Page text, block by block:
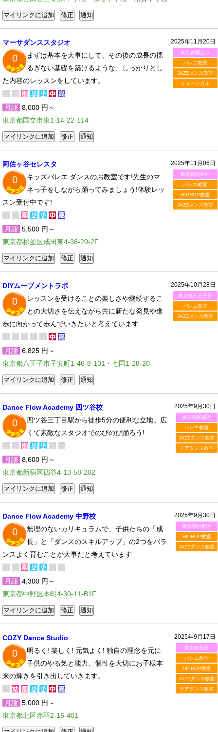
2025年11月20日
東京都国立市
バレエ教室
JAZZダンス教室
ミュージカル
マーサダンススタジオ
0
まずは基本を大事にして、その後の成長の揺
るぎない基礎を築けるような、しっかりとし
た内容のレッスンをしています。
月謝 8,000 円～
東京都国立市東1-14-22-114
2025年11月06日
東京都杉並区
バレエ教室
HIPHOP教室
JAZZダンス教室
阿佐ヶ谷セレスタ
0
キッズバレエ.ダンスのお教室です!先生のマ
ネっ子をしながら踊ってみましょう!体験レッ
スン受付中です!
月謝 5,500 円～
東京都杉並区成田東4-38-20-2F
2025年10月28日
東京都八王子市
バレエ教室
JAZZダンス教室
DIYムーブメントラボ
0
レッスンを受けることの楽しさや継続するこ
との大切さを伝えながら共に新たな発見や進
歩に向かって歩んでいきたいと考えています
月謝 6,825 円～
東京都八王子市子安町1-46-8-101・七国1-28-20
2025年9月30日
東京都新宿区
バレエ教室
JAZZダンス教室
チアダンス教室
Dance Flow Academy 四ツ谷校
0
四ツ谷三丁目駅から徒歩5分の便利な立地。広
くて素敵なスタジオでのびのび踊ろう!
月謝 8,600 円～
東京都新宿区四谷4-13-58-202
2025年9月30日
東京都中野区
HIPHOP教室
JAZZダンス教室
Dance Flow Academy 中野校
0
無理のないカリキュラムで、子供たちの「成
長」と「ダンスのスキルアップ」の2つをバラ
ンスよく育むことが大事だと考えています
月謝 4,300 円～
東京都中野区本町4-30-11-B1F
2025年9月17日
東京都北区
バレエ教室
HIPHOP教室
JAZZダンス教室
チアダンス教室
COZY Dance Studio
0
明るく! 楽しく! 元気よく! 独自の理念を元に
子供のやる気と能力、個性を大切にお子様本
来の輝きを引き出していきます。
月謝 5,000 円～
東京都北区赤羽2-16-401